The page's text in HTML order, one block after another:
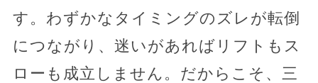
す。わずかなタイミングのズレが転倒
につながり、迷いがあればリフトもス
ローも成立しません。だからこそ、三